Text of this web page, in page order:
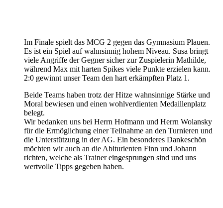
Im Finale spielt das MCG 2 gegen das Gymnasium Plauen.
Es ist ein Spiel auf wahnsinnig hohem Niveau. Susa bringt
viele Angriffe der Gegner sicher zur Zuspielerin Mathilde,
während Max mit harten Spikes viele Punkte erzielen kann.
2:0 gewinnt unser Team den hart erkämpften Platz 1.
Beide Teams haben trotz der Hitze wahnsinnige Stärke und
Moral bewiesen und einen wohlverdienten Medaillenplatz
belegt.
Wir bedanken uns bei Herrn Hofmann und Herrn Wolansky
für die Ermöglichung einer Teilnahme an den Turnieren und
die Unterstützung in der AG. Ein besonderes Dankeschön
möchten wir auch an die Abiturienten Finn und Johann
richten, welche als Trainer eingesprungen sind und uns
wertvolle Tipps gegeben haben.